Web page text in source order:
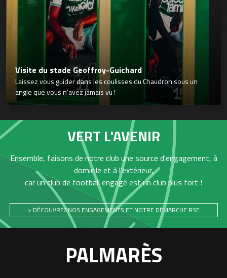
Visite du stade Geoffroy-Guichard
Laissez vous guider dans les coulisses du Chaudron sous un
angle que vous n’avez jamais vu !
VERT L'AVENIR
Ensemble, faisons de notre club une source d'engagement, à
domicile et à l'extérieur,
car un club de football engagé est un club plus fort !
> DÉCOUVREZ NOS ENGAGEMENTS ET NOTRE DÉMARCHE RSE
PALMARÈS